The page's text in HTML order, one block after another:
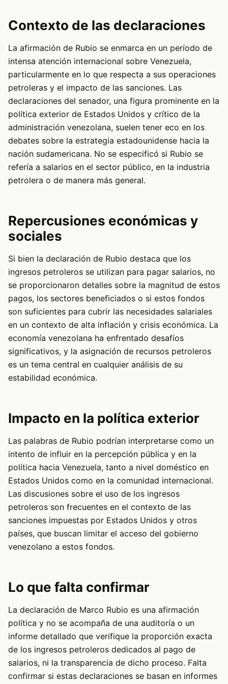
Contexto de las declaraciones
La afirmación de Rubio se enmarca en un período de
intensa atención internacional sobre Venezuela,
particularmente en lo que respecta a sus operaciones
petroleras y el impacto de las sanciones. Las
declaraciones del senador, una figura prominente en la
política exterior de Estados Unidos y crítico de la
administración venezolana, suelen tener eco en los
debates sobre la estrategia estadounidense hacia la
nación sudamericana. No se especificó si Rubio se
refería a salarios en el sector público, en la industria
petrolera o de manera más general.
Repercusiones económicas y
sociales
Si bien la declaración de Rubio destaca que los
ingresos petroleros se utilizan para pagar salarios, no
se proporcionaron detalles sobre la magnitud de estos
pagos, los sectores beneficiados o si estos fondos
son suficientes para cubrir las necesidades salariales
en un contexto de alta inflación y crisis económica. La
economía venezolana ha enfrentado desafíos
significativos, y la asignación de recursos petroleros
es un tema central en cualquier análisis de su
estabilidad económica.
Impacto en la política exterior
Las palabras de Rubio podrían interpretarse como un
intento de influir en la percepción pública y en la
política hacia Venezuela, tanto a nivel doméstico en
Estados Unidos como en la comunidad internacional.
Las discusiones sobre el uso de los ingresos
petroleros son frecuentes en el contexto de las
sanciones impuestas por Estados Unidos y otros
países, que buscan limitar el acceso del gobierno
venezolano a estos fondos.
Lo que falta confirmar
La declaración de Marco Rubio es una afirmación
política y no se acompaña de una auditoría o un
informe detallado que verifique la proporción exacta
de los ingresos petroleros dedicados al pago de
salarios, ni la transparencia de dicho proceso. Falta
confirmar si estas declaraciones se basan en informes